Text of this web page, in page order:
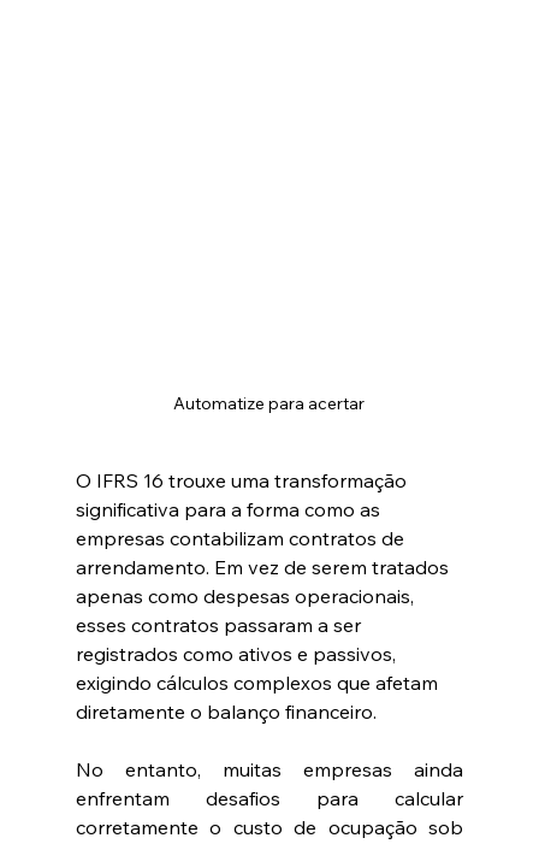
Automatize para acertar
O IFRS 16 trouxe uma transformação
significativa para a forma como as
empresas contabilizam contratos de
arrendamento. Em vez de serem tratados
apenas como despesas operacionais,
esses contratos passaram a ser
registrados como ativos e passivos,
exigindo cálculos complexos que afetam
diretamente o balanço financeiro.
No entanto, muitas empresas ainda
enfrentam desafios para calcular
corretamente o custo de ocupação sob